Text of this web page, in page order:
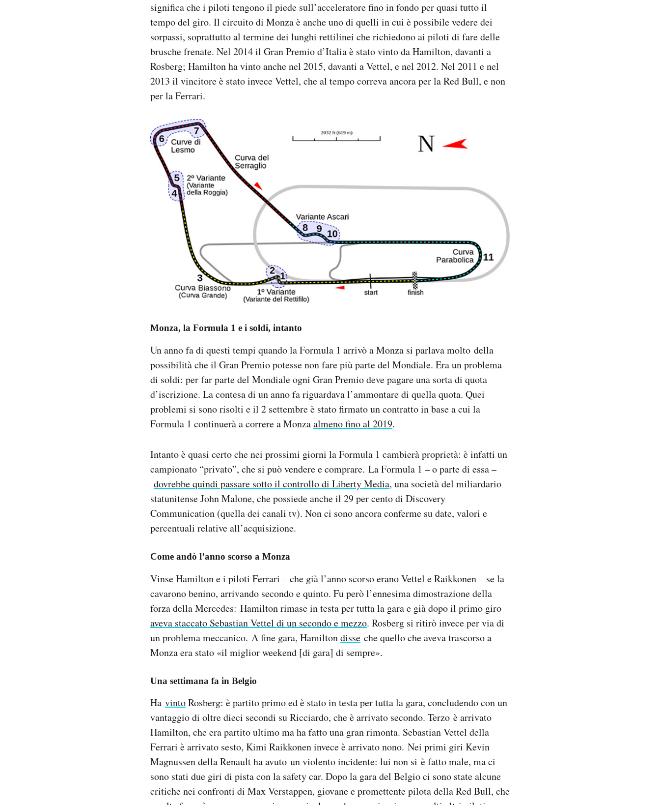
significa che i piloti tengono il piede sull’acceleratore fino in fondo per quasi tutto il
tempo del giro. Il circuito di Monza è anche uno di quelli in cui è possibile vedere dei
sorpassi, soprattutto al termine dei lunghi rettilinei che richiedono ai piloti di fare delle
brusche frenate. Nel 2014 il Gran Premio d’Italia è stato vinto da Hamilton, davanti a
Rosberg; Hamilton ha vinto anche nel 2015, davanti a Vettel, e nel 2012. Nel 2011 e nel
2013 il vincitore è stato invece Vettel, che al tempo correva ancora per la Red Bull, e non
per la Ferrari.
Monza, la Formula 1 e i soldi, intanto
Un anno fa di questi tempi quando la Formula 1 arrivò a Monza si parlava molto della
possibilità che il Gran Premio potesse non fare più parte del Mondiale. Era un problema
di soldi: per far parte del Mondiale ogni Gran Premio deve pagare una sorta di quota
d’iscrizione. La contesa di un anno fa riguardava l’ammontare di quella quota. Quei
problemi si sono risolti e il 2 settembre è stato firmato un contratto in base a cui la
Formula 1 continuerà a correre a Monzaalmeno fino al 2019.
Intanto è quasi certo che nei prossimi giorni la Formula 1 cambierà proprietà: è infatti un
campionato “privato”, che si può vendere e comprare. La Formula 1 – o parte di essa –
dovrebbe quindi passare sotto il controllo di Liberty Media, una società del miliardario
statunitense John Malone, che possiede anche il 29 per cento di Discovery
Communication (quella dei canali tv). Non ci sono ancora conferme su date, valori e
percentuali relative all’acquisizione.
Come andò l’anno scorso a Monza
Vinse Hamilton e i piloti Ferrari – che già l’anno scorso erano Vettel e Raikkonen – se la
cavarono benino, arrivando secondo e quinto. Fu però l’ennesima dimostrazione della
forza della Mercedes: Hamilton rimase in testa per tutta la gara e già dopo il primo giro
aveva staccato Sebastian Vettel di un secondo e mezzo. Rosberg si ritirò invece per via di
un problema meccanico. A fine gara, Hamiltondisse che quello che aveva trascorso a
Monza era stato «il miglior weekend [di gara] di sempre».
Una settimana fa in Belgio
Ha vintoRosberg: è partito primo ed è stato in testa per tutta la gara, concludendo con un
vantaggio di oltre dieci secondi su Ricciardo, che è arrivato secondo. Terzo è arrivato
Hamilton, che era partito ultimo ma ha fatto una gran rimonta. Sebastian Vettel della
Ferrari è arrivato sesto, Kimi Raikkonen invece è arrivato nono. Nei primi giri Kevin
Magnussen della Renault ha avuto un violento incidente: lui non si è fatto male, ma ci
sono stati due giri di pista con la safety car. Dopo la gara del Belgio ci sono state alcune
critiche nei confronti di Max Verstappen, giovane e promettente pilota della Red Bull, che